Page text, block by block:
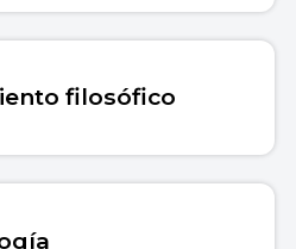
filosófico